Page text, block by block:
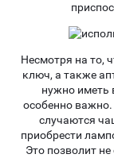
Несмотря на то,
ключ, а также
нужно иметь
особенно важно.
случаются
приобрести
Это позволит не